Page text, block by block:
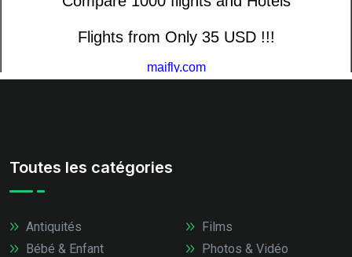
Toutes les catégories
Antiquités
Bébé & Enfant
Films
Photos & Vidéo